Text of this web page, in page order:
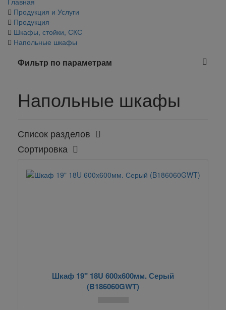
Продукция и Услуги
Продукция
Шкафы, стойки, СКС
Напольные шкафы
Фильтр по параметрам
Напольные шкафы
Список разделов
Сортировка
Шкаф 19" 18U 600х600мм. Серый
(B186060GWT)